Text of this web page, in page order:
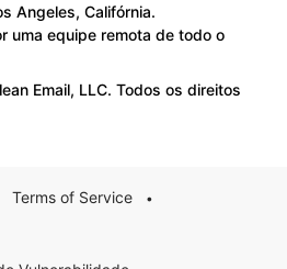
Angeles, Califórnia.
uma equipe remota de todo o
Email, LLC. Todos os direitos
Terms of Service •